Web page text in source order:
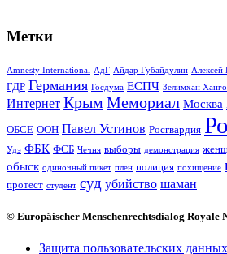
Метки
Amnesty International АдГ Айдар Губайдулин Алексей
ГДР Германия Госдума ЕСПЧ Зелимхан
Интернет Крым Мемориал Москва
ОБСЕ ООН Павел Устинов Росгвардия
Удэ ФБК ФСБ Чечня выборы демонстрация
обыск одиночный пикет плен полиция похищение
протест студент суд убийство шаман
© Europäischer Menschenrechtsdialog Royale
Защита пользовательских данных